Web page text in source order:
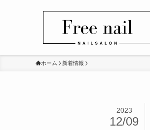
ホーム 新着情報
2023
12/09